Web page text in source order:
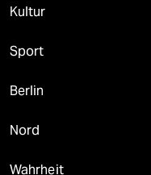
Kultur
Sport
Berlin
Nord
Wahrheit